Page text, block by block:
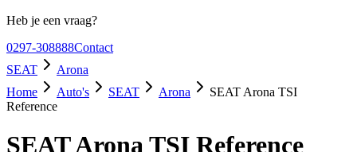
Heb je een vraag?
0297-308888Contact
SEAT
Arona
Home
Auto's SEAT Arona
SEAT Arona TSI
Reference
SEAT Arona TSI Reference